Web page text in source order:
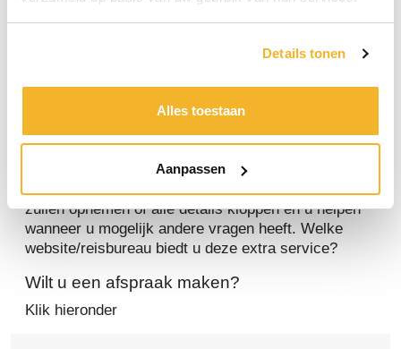
Details tonen
Alles toestaan
Aanpassen
bezoekers aan de Passage te bieden heeft.
Intra of een andere reisorganisatie boeken? Op onze
Extra zekerheid !!
Boeken via onze eigen website geeft als zekerheid
zullen opnemen of alle details kloppen en u helpen
wanneer u mogelijk andere vragen heeft. Welke
website/reisbureau biedt u deze extra service?
Wilt u een afspraak maken?
Klik hieronder